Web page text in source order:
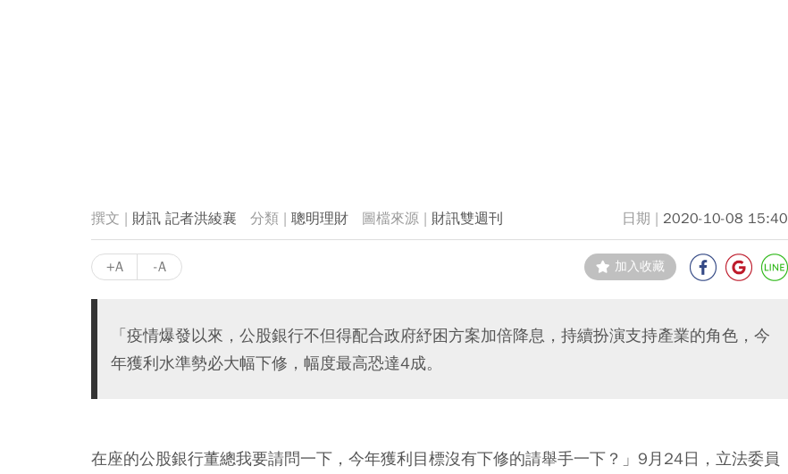
財訊 記者洪綾襄 聰明理財 財訊雙週刊 2020-10-08 15:40
+A -A 加入收藏
「疫情爆發以來，公股銀行不但得配合政府紓困方案加倍降息，持續扮演支持產業的角色，今
年獲利水準勢必大幅下修，幅度最高恐達4成。
在座的公股銀行董總我要請問一下，今年獲利目標沒有下修的請舉手一下？」9月24日，立法委員